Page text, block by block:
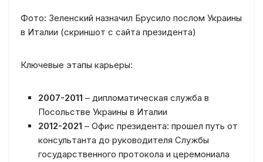
Фото: Зеленский назначил Брусило послом Украины
в Италии (скриншот с сайта президента)
Ключевые этапы карьеры:
2007-2011 – дипломатическая служба в
Посольстве Украины в Италии
2012-2021 – Офис президента: прошел путь от
консультанта до руководителя Службы
государственного протокола и церемониала